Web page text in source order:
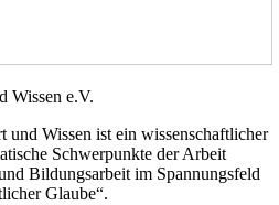
Wissen e.V.
und Wissen ist ein wissenschaftlicher
Schwerpunkte der Arbeit
Bildungsarbeit im Spannungsfeld
Glaube“.